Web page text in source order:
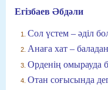
Егізбаев Әбдәли
Сол үстем – әділ
Анаға хат – баладан
Орденің омырауда
Отан соғысында